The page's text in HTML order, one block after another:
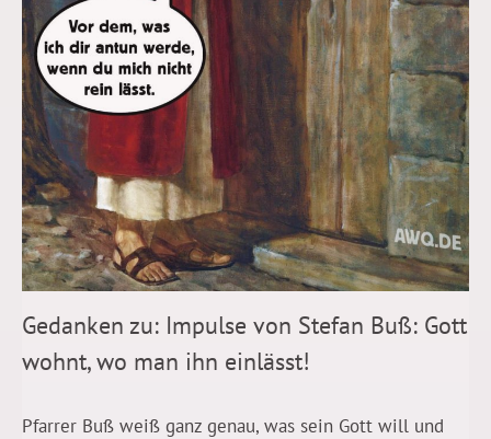
Gedanken zu: Impulse von Stefan Buß: Gott
wohnt, wo man ihn einlässt!
Pfarrer Buß weiß ganz genau, was sein Gott will und